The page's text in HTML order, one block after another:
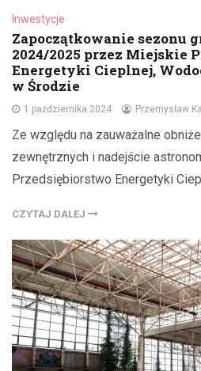
Inwestycje
Zapoczątkowanie sezonu
2024/2025 przez Miejskie
Energetyki Cieplnej,
w Środzie
1 października 2024 Przemysław
Ze względu na zauważalne
zewnętrznych i nadejście
Przedsiębiorstwo Energetyki
CZYTAJ DALEJ